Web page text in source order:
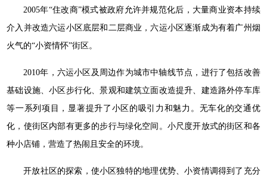
2005年“住改商”模式被政府允许并规范化后，大量商业资本持续
介入并改造六运小区底层和二层商业，六运小区逐渐成为有着广州烟
火气的“小资情怀”街区。
2010年，六运小区及周边作为城市中轴线节点，进行了包括改善
基础设施、小区步行化、景观和建筑立面改造提升、建造路外停车库
等一系列项目，显著提升了小区的吸引力和魅力。无车化的交通优
化，使街区内部有更多的步行与绿化空间。小尺度开放式的街区和各
种小店铺，营造了热闹且安全的环境。
开放社区的探索，使小区独特的地理优势、小资情调得到了充分